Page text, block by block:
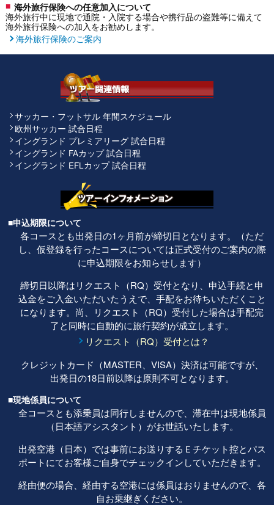
海外旅行保険への任意加入について
海外旅行中に現地で通院・入院する場合や携行品の盗難等に備えて
海外旅行保険への加入をお勧めします。
海外旅行保険のご案内
サッカー・フットサル 年間スケジュール
欧州サッカー 試合日程
イングランド プレミアリーグ 試合日程
イングランド FAカップ 試合日程
イングランド EFLカップ 試合日程
■申込期限について
各コースとも出発日の1ヶ月前が締切日となります。（ただ
し、仮登録を行ったコースについては正式受付のご案内の際
に申込期限をお知らせします）
締切日以降はリクエスト（RQ）受付となり、申込手続と申
込金をご入金いただいたうえで、手配をお待ちいただくこと
になります。尚、リクエスト（RQ）受付した場合は手配完
了と同時に自動的に旅行契約が成立します。
リクエスト（RQ）受付とは？
クレジットカード（MASTER、VISA）決済は可能ですが、
出発日の18日前以降は原則不可となります。
■現地係員について
全コースとも添乗員は同行しませんので、滞在中は現地係員
（日本語アシスタント）がお世話いたします。
出発空港（日本）では事前にお送りするＥチケット控とパス
ポートにてお客様ご自身でチェックインしていただきます。
経由便の場合、経由する空港には係員はおりませんので、各
自お乗継ぎください。